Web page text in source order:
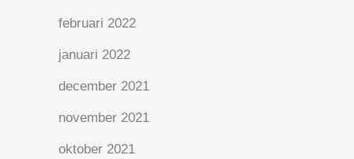
februari 2022
januari 2022
december 2021
november 2021
oktober 2021